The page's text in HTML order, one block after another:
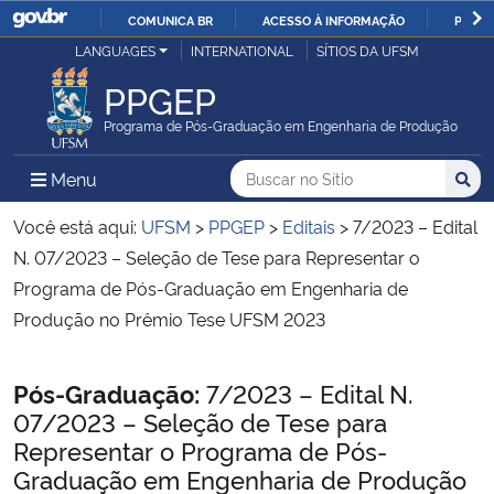
IR
COMUNICA BR ACESSO À INFORMAÇÃO
Ministério da Justiça e Segurança Pública
Ministério da Defesa
Ministério das Relações Exteriores
Ministério da Economia
Ministério da Agricultura, Pecuária e Abastecimento
Ministério da Educação
LANGUAGES INTERNATIONAL SÍTIOS DA UFSM
PPGEP
Programa de Pós-Graduação em Engenharia de Produção
Menu Menu Principal do Sítio
Busca
Buscar no no Sítio
Busca:
Você está aqui: UFSM > PPGEP > Editais >7/2023 – Edital
N. 07/2023 – Seleção de Tese para Representar o
Programa de Pós-Graduação em Engenharia de
Produção no Prêmio Tese UFSM 2023
Início do conteúdo
Pós-Graduação: 7/2023 – Edital N.
07/2023 – Seleção de Tese para
Representar o Programa de Pós-
Graduação em Engenharia de Produção